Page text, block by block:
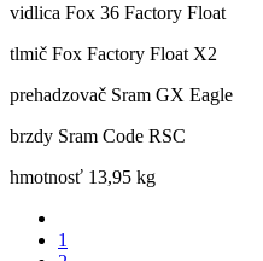
vidlica Fox 36 Factory Float
tlmič Fox Factory Float X2
prehadzovač Sram GX Eagle
brzdy Sram Code RSC
hmotnosť 13,95 kg
1